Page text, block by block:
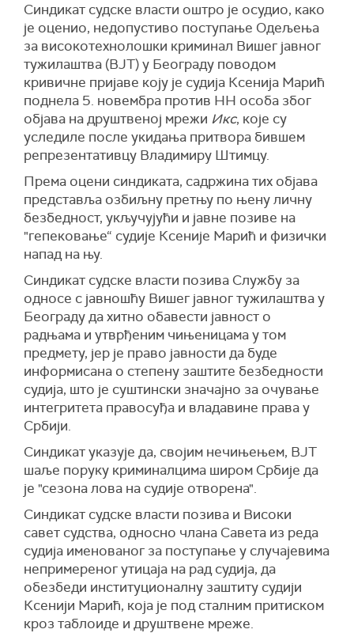
Синдикат судске власти оштро је осудио, како
је оценио, недопустиво поступање Одељења
за високотехнолошки криминал Вишег јавног
тужилаштва (ВЈТ) у Београду поводом
кривичне пријаве коју је судија Ксенија Марић
поднела 5. новембра против НН особа због
објава на друштвеној мрежи Икс, које су
уследиле после укидања притвора бившем
репрезентативцу Владимиру Штимцу.
Према оцени синдиката, садржина тих објава
представља озбиљну претњу по њену личну
безбедност, укључујући и јавне позиве на
"гепековање“ судије Ксеније Марић и физички
напад на њу.
Синдикат судске власти позива Службу за
односе с јавношћу Вишег јавног тужилаштва у
Београду да хитно обавести јавност о
радњама и утврђеним чињеницама у том
предмету, јер је право јавности да буде
информисана о степену заштите безбедности
судија, што је суштински значајно за очување
интегритета правосуђа и владавине права у
Србији.
Синдикат указује да, својим нечињењем, ВЈТ
шаље поруку криминалцима широм Србије да
је "сезона лова на судије отворена".
Синдикат судске власти позива и Високи
савет судства, односно члана Савета из реда
судија именованог за поступање у случајевима
непримереног утицаја на рад судија, да
обезбеди институционалну заштиту судији
Ксенији Марић, која је под сталним притиском
кроз таблоиде и друштвене мреже.